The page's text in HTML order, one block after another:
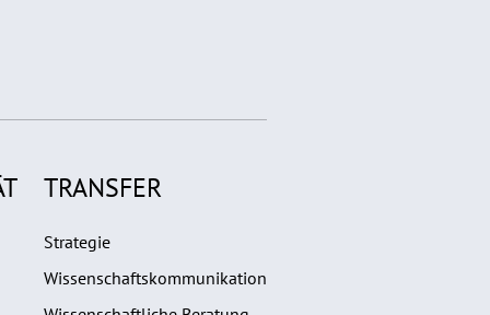
TRANSFER
Strategie
Wissenschaftskommunikation